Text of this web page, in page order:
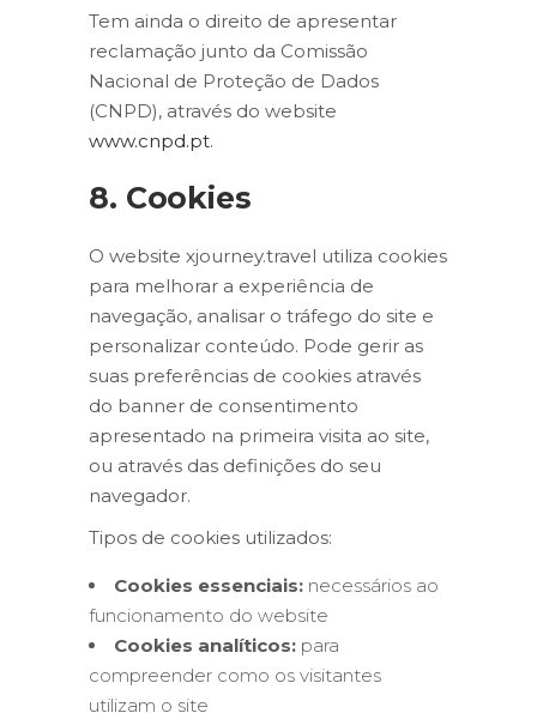
Tem ainda o direito de apresentar
reclamação junto da Comissão
Nacional de Proteção de Dados
(CNPD), através do website
www.cnpd.pt.
8. Cookies
O website xjourney.travel utiliza cookies
para melhorar a experiência de
navegação, analisar o tráfego do site e
personalizar conteúdo. Pode gerir as
suas preferências de cookies através
do banner de consentimento
apresentado na primeira visita ao site,
ou através das definições do seu
navegador.
Tipos de cookies utilizados:
Cookies essenciais: necessários ao
funcionamento do website
Cookies analíticos: para
compreender como os visitantes
utilizam o site